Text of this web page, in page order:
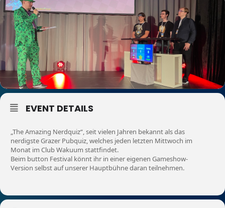
EVENT DETAILS
„The Amazing Nerdquiz“, seit vielen Jahren bekannt als das
nerdigste Grazer Pubquiz, welches jeden letzten Mittwoch im
Monat im Club Wakuum stattfindet.
Beim button Festival könnt ihr in einer eigenen Gameshow-
Version selbst auf unserer Hauptbühne daran teilnehmen.